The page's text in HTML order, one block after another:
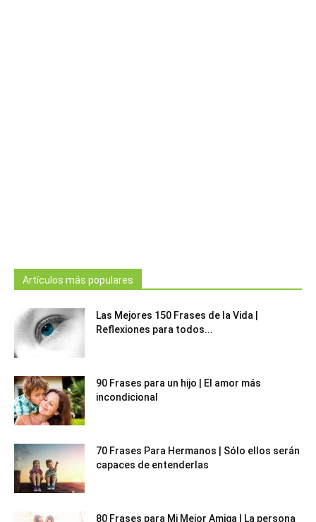
Artículos más populares
Las Mejores 150 Frases de la Vida |
Reflexiones para todos...
90 Frases para un hijo | El amor más
incondicional
70 Frases Para Hermanos | Sólo ellos serán
capaces de entenderlas
80 Frases para Mi Mejor Amiga | La persona